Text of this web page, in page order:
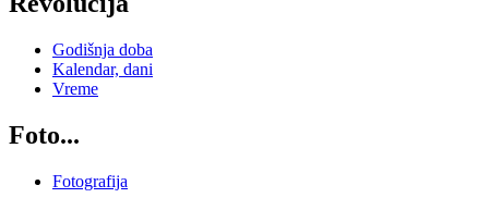
Godišnja doba
Kalendar, dani
Vreme
Foto...
Fotografija